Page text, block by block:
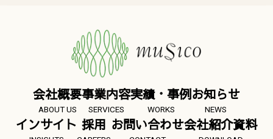
会社概要
ABOUT US
事業内容
SERVICES
実績・事例
WORKS
お知らせ
NEWS
インサイト 採用 お問い合わせ会社紹介資料